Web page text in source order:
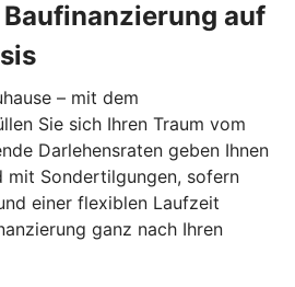
auf
– mit dem
Sie sich Ihren Traum vom
Darlehensraten geben Ihnen
mit Sondertilgungen, sofern
einer flexiblen Laufzeit
ganz nach Ihren